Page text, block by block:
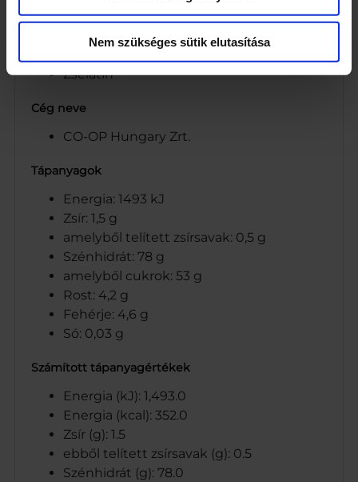
Nem szükséges sütik elutasítása
gyömbér, ánizs, szerecsendió; cukor)
Tartósítószer: kálium-szorbát
Zselatin
Cég neve
CO-OP Hungary Zrt.
Tápanyagok
Energia: 1493 kJ
Zsír: 1,5 g
amelyből telített zsírsavak: 0,5 g
Szénhidrát: 78 g
amelyből cukrok: 53 g
Rost: 4,2 g
Fehérje: 4,6 g
Só: 0,03 g
Számított tápanyagértékek
Energia (kJ): 1,493.0
Energia (kcal): 352.0
Zsír (g): 1.5
ebből telített zsírsavak (g): 0.5
Szénhidrát (g): 78.0